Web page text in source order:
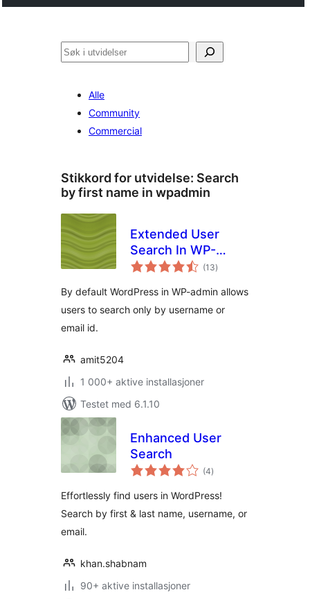
Søk
Alle
Community
Commercial
Stikkord for utvidelse: Search
by first name in wpadmin
Extended User
Search In WP-
Admin
(13totale
vurderinger
)
By default WordPress in WP-admin allows
users to search only by username or
email id.
amit5204
1 000+ aktive installasjoner
Testet med 6.1.10
Enhanced User
Search
(4totale
vurderinger
)
Effortlessly find users in WordPress!
Search by first & last name, username, or
email.
khan.shabnam
90+ aktive installasjoner